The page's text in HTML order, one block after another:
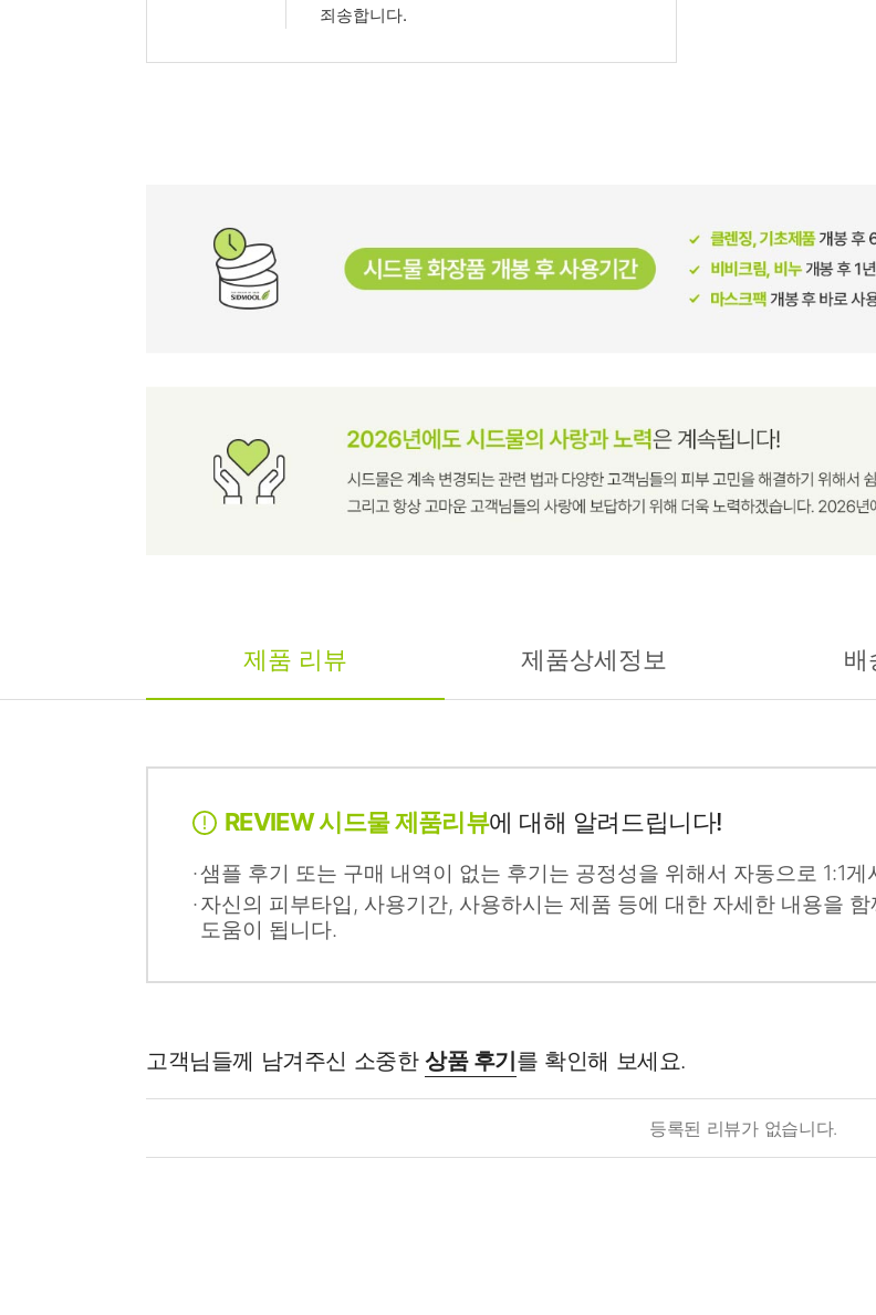
죄송합니다.
제품 리뷰 제품상세정보 배
REVIEW 시드물 제품리뷰에 대해 알려드립니다!
샘플 후기 또는 구매 내역이 없는 후기는 공정성을 위해서 자동으로 1:1
자신의 피부타입, 사용기간, 사용하시는 제품 등에 대한 자세한 내용을
도움이 됩니다.
고객님들께 남겨주신 소중한상품 후기를 확인해 보세요.
등록된 리뷰가 없습니다.